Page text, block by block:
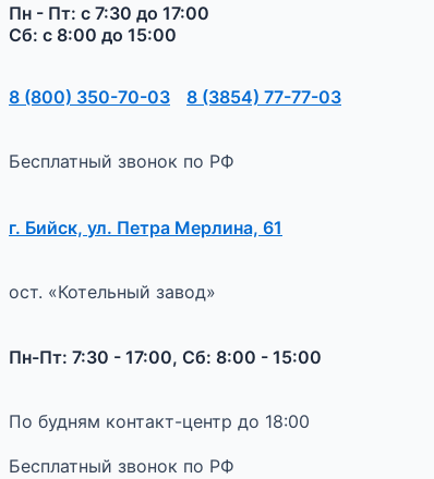
Пн - Пт: с 7:30 до 17:00
Сб: с 8:00 до 15:00
8 (800) 350-70-03 8 (3854) 77-77-03
Бесплатный звонок по РФ
г. Бийск, ул. Петра Мерлина, 61
ост. «Котельный завод»
Пн-Пт: 7:30 - 17:00, Сб: 8:00 - 15:00
По будням контакт-центр до 18:00
Бесплатный звонок по РФ